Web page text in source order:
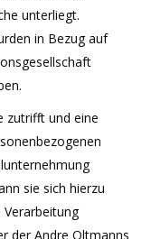
unterliegt.
in Bezug auf
zutrifft und eine
sie sich hierzu
der Andre Oltmanns